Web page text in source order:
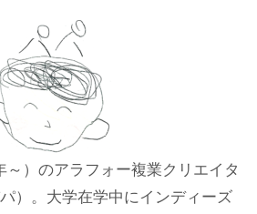
～）のアラフォー複業クリエイタ
）。大学在学中にインディーズ